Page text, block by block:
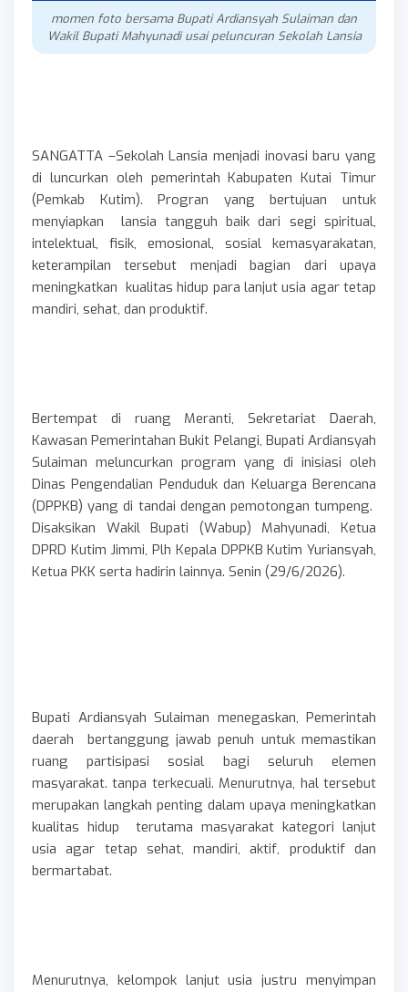
momen foto bersama Bupati Ardiansyah Sulaiman dan
Wakil Bupati Mahyunadi usai peluncuran Sekolah Lansia
SANGATTA –Sekolah Lansia menjadi inovasi baru yang
di luncurkan oleh pemerintah Kabupaten Kutai Timur
(Pemkab Kutim). Progran yang bertujuan untuk
menyiapkan lansia tangguh baik dari segi spiritual,
intelektual, fisik, emosional, sosial kemasyarakatan,
keterampilan tersebut menjadi bagian dari upaya
meningkatkan kualitas hidup para lanjut usia agar tetap
mandiri, sehat, dan produktif.
Bertempat di ruang Meranti, Sekretariat Daerah,
Kawasan Pemerintahan Bukit Pelangi, Bupati Ardiansyah
Sulaiman meluncurkan program yang di inisiasi oleh
Dinas Pengendalian Penduduk dan Keluarga Berencana
(DPPKB) yang di tandai dengan pemotongan tumpeng.
Disaksikan Wakil Bupati (Wabup) Mahyunadi, Ketua
DPRD Kutim Jimmi, Plh Kepala DPPKB Kutim Yuriansyah,
Ketua PKK serta hadirin lainnya. Senin (29/6/2026).
Bupati Ardiansyah Sulaiman menegaskan, Pemerintah
daerah bertanggung jawab penuh untuk memastikan
ruang partisipasi sosial bagi seluruh elemen
masyarakat. tanpa terkecuali. Menurutnya, hal tersebut
merupakan langkah penting dalam upaya meningkatkan
kualitas hidup terutama masyarakat kategori lanjut
usia agar tetap sehat, mandiri, aktif, produktif dan
bermartabat.
Menurutnya, kelompok lanjut usia justru menyimpan